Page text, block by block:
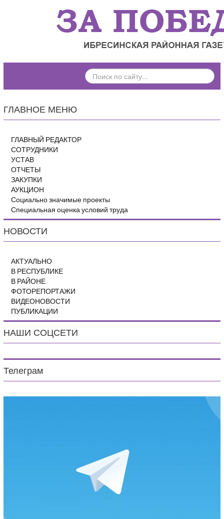
ПОИСК
ПО
ГЛАВНОЕ МЕНЮ
ГЛАВНЫЙ РЕДАКТОР
СОТРУДНИКИ
УСТАВ
ОТЧЕТЫ
ЗАКУПКИ
АУКЦИОН
Социально значимые проекты
Специальная оценка условий труда
НОВОСТИ
АКТУАЛЬНО
В РЕСПУБЛИКЕ
В РАЙОНЕ
ФОТОРЕПОРТАЖИ
ВИДЕОНОВОСТИ
ПУБЛИКАЦИИ
НАШИ СОЦСЕТИ
Телеграм